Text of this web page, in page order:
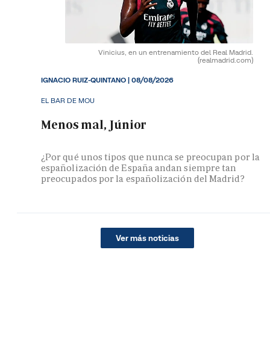
Vinicius, en un entrenamiento del Real Madrid.
(realmadrid.com)
EL BAR DE MOU
Menos mal, Júnior
¿Por qué unos tipos que nunca se preocupan por la
españolización de España andan siempre tan
preocupados por la españolización del Madrid?
IGNACIO RUIZ-QUINTANO|08/08/2026
Ver más noticias